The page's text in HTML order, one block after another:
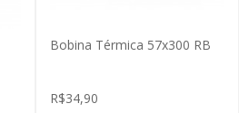
Bobina Térmica 57x300 RB
R$34,90